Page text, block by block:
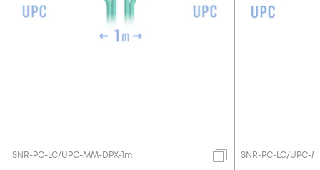
SNR-PC-LC/UPC-MM-DPX-1m SNR-PC-LC/UPC-